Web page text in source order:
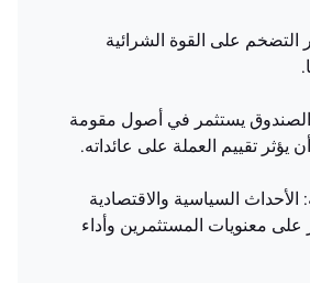
التضخم على القوة الشرائية
الصندوق يستثمر في أصول مقومة
يؤثر تقييم العملة على عائداته.
الأحداث السياسية والاقتصادية
على معنويات المستثمرين وأداء